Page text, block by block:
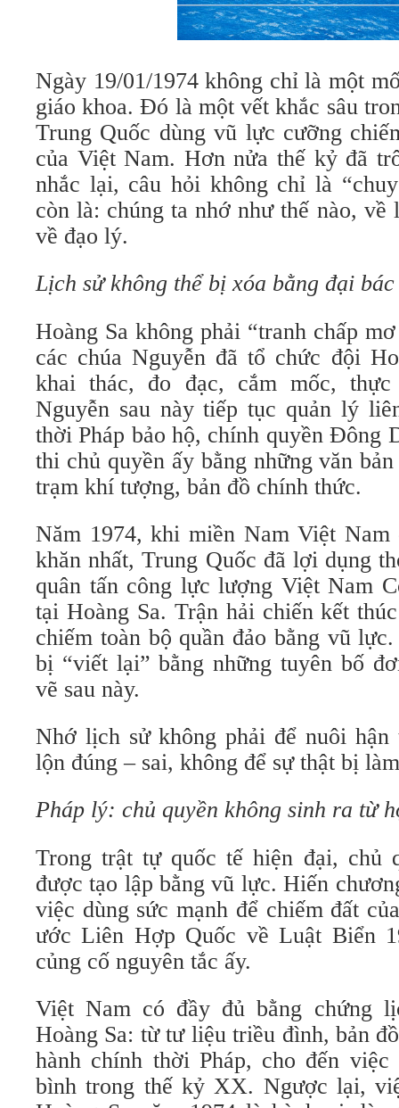
Ngày 19/01/1974 không chỉ là một
giáo khoa. Đó là một vết khắc sâu
Trung Quốc dùng vũ lực cưỡng
của Việt Nam. Hơn nửa thế kỷ đã
nhắc lại, câu hỏi không chỉ là
còn là: chúng ta nhớ như thế nào,
về đạo lý.
Lịch sử không thể bị xóa bằng đại bác
Hoàng Sa không phải “tranh chấp
các chúa Nguyễn đã tổ chức đội
khai thác, đo đạc, cắm mốc,
Nguyễn sau này tiếp tục quản lý
thời Pháp bảo hộ, chính quyền Đông
thi chủ quyền ấy bằng những văn
trạm khí tượng, bản đồ chính thức.
Năm 1974, khi miền Nam Việt
khăn nhất, Trung Quốc đã lợi dụng
quân tấn công lực lượng Việt Nam
tại Hoàng Sa. Trận hải chiến kết
chiếm toàn bộ quần đảo bằng vũ
bị “viết lại” bằng những tuyên bố
vẽ sau này.
Nhớ lịch sử không phải để nuôi hận
lộn đúng – sai, không để sự thật bị
Pháp lý: chủ quyền không sinh ra từ
Trong trật tự quốc tế hiện đại, chủ
được tạo lập bằng vũ lực. Hiến
việc dùng sức mạnh để chiếm đất
ước Liên Hợp Quốc về Luật Biển
củng cố nguyên tắc ấy.
Việt Nam có đầy đủ bằng chứng
Hoàng Sa: từ tư liệu triều đình, bản
hành chính thời Pháp, cho đến
bình trong thế kỷ XX. Ngược lại,